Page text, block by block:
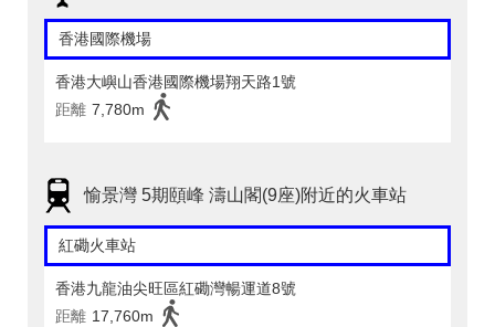
香港國際機場
香港大嶼山香港國際機場翔天路1號
距離 7,780m
愉景灣 5期頤峰 濤山閣(9座)附近的火車站
紅磡火車站
香港九龍油尖旺區紅磡灣暢運道8號
距離 17,760m